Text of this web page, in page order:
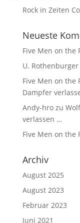
Rock in Zeiten
Neueste
Five Men on the
U. Rothenburger
Five Men on the
Dampfer
Andy-hrozu
verlassen …
Five Men on the
Archiv
August 2025
August 2023
Februar 2023
Juni 2021